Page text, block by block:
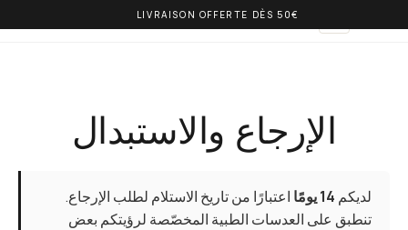
LIVRAISON OFFERTE DÈS 50€
OLIVIA BALM
الإرجاع والاستبدال
لديكم 14 يومًا
اعتبارًا من تاريخ الاستلام لطلب الإرجاع.
تنطبق على العدسات الطبية المخصّصة لرؤيتكم بعض